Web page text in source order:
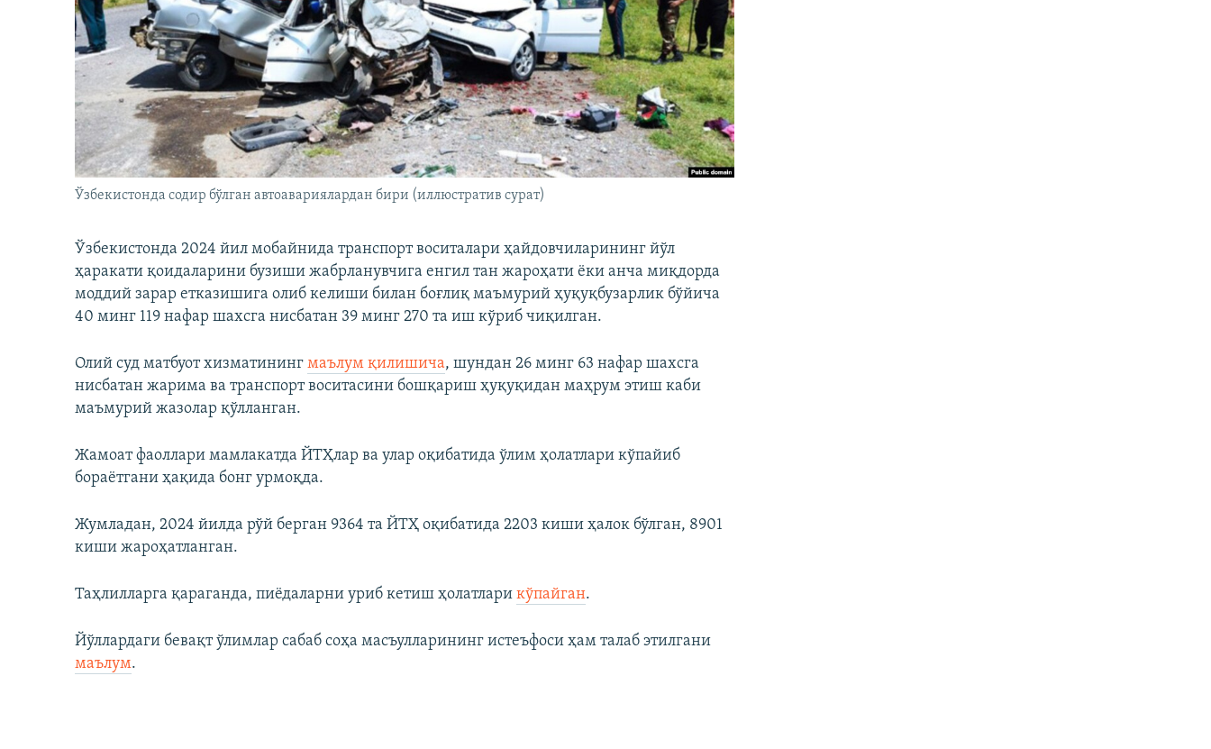
Ўзбекистонда содир бўлган автоавариялардан бири (иллюстратив сурат)
Ўзбекистонда 2024 йил мобайнида транспорт воситалари ҳайдовчиларининг йўл
ҳаракати қоидаларини бузиши жабрланувчига енгил тан жароҳати ёки анча миқдорда
моддий зарар етказишига олиб келиши билан боғлиқ маъмурий ҳуқуқбузарлик бўйича
40 минг 119 нафар шахсга нисбатан 39 минг 270 та иш кўриб чиқилган.
Олий суд матбуот хизматининг маълум қилишича, шундан 26 минг 63 нафар шахсга
нисбатан жарима ва транспорт воситасини бошқариш ҳуқуқидан маҳрум этиш каби
маъмурий жазолар қўлланган.
Жамоат фаоллари мамлакатда ЙТҲлар ва улар оқибатида ўлим ҳолатлари кўпайиб
бораётгани ҳақида бонг урмоқда.
Жумладан, 2024 йилда рўй берган 9364 та ЙТҲ оқибатида 2203 киши ҳалок бўлган, 8901
киши жароҳатланган.
Таҳлилларга қараганда, пиёдаларни уриб кетиш ҳолатлари кўпайган.
Йўллардаги бевақт ўлимлар сабаб соҳа масъулларининг истеъфоси ҳам талаб этилгани
маълум.